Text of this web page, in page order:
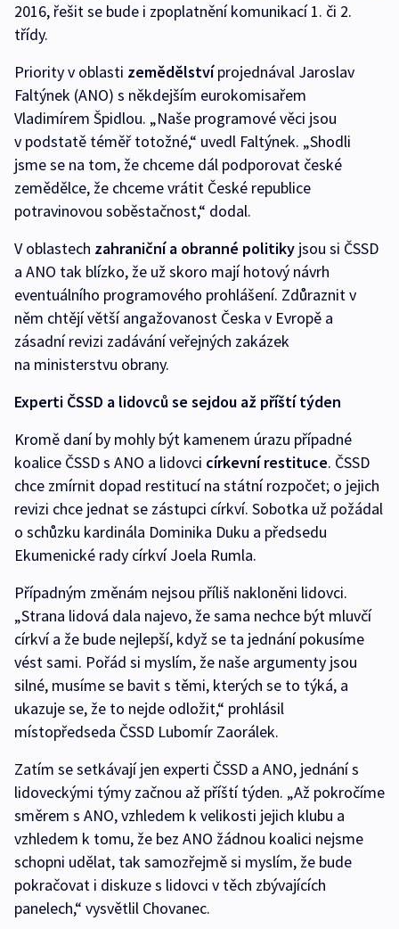
2016, řešit se bude i zpoplatnění komunikací 1. či 2.
třídy.
Priority v oblasti zemědělstvíprojednával Jaroslav
Faltýnek (ANO) s někdejším eurokomisařem
Vladimírem Špidlou. „Naše programové věci jsou
v podstatě téměř totožné,“ uvedl Faltýnek. „Shodli
jsme se na tom, že chceme dál podporovat české
zemědělce, že chceme vrátit České republice
potravinovou soběstačnost,“ dodal.
V oblastech zahraniční a obranné politiky jsou si ČSSD
a ANO tak blízko, že už skoro mají hotový návrh
eventuálního programového prohlášení. Zdůraznit v
něm chtějí větší angažovanost Česka v Evropě a
zásadní revizi zadávání veřejných zakázek
na ministerstvu obrany.
Experti ČSSD a lidovců se sejdou až příští týden
Kromě daní by mohly být kamenem úrazu případné
koalice ČSSD s ANO a lidovci církevní restituce. ČSSD
chce zmírnit dopad restitucí na státní rozpočet; o jejich
revizi chce jednat se zástupci církví. Sobotka už požádal
o schůzku kardinála Dominika Duku a předsedu
Ekumenické rady církví Joela Rumla.
Případným změnám nejsou příliš nakloněni lidovci.
„Strana lidová dala najevo, že sama nechce být mluvčí
církví a že bude nejlepší, když se ta jednání pokusíme
vést sami. Pořád si myslím, že naše argumenty jsou
silné, musíme se bavit s těmi, kterých se to týká, a
ukazuje se, že to nejde odložit,“ prohlásil
místopředseda ČSSD Lubomír Zaorálek.
Zatím se setkávají jen experti ČSSD a ANO, jednání s
lidoveckými týmy začnou až příští týden. „Až pokročíme
směrem s ANO, vzhledem k velikosti jejich klubu a
vzhledem k tomu, že bez ANO žádnou koalici nejsme
schopni udělat, tak samozřejmě si myslím, že bude
pokračovat i diskuze s lidovci v těch zbývajících
panelech,“ vysvětlil Chovanec.